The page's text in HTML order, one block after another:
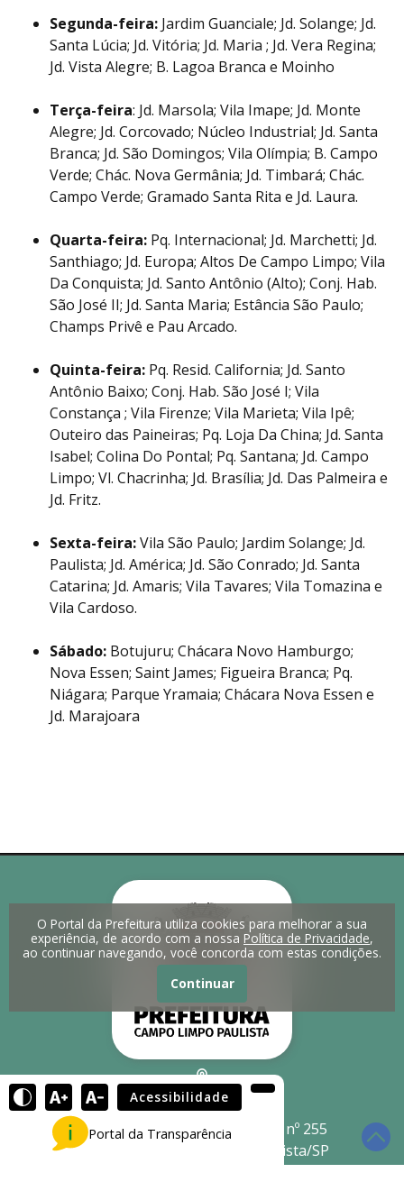
Acessibilidade
Portal da Transparência
Segunda-feira: Jardim Guanciale; Jd. Solange; Jd.
Santa Lúcia; Jd. Vitória; Jd. Maria ; Jd. Vera Regina;
Jd. Vista Alegre; B. Lagoa Branca e Moinho
Terça-feira: Jd. Marsola; Vila Imape; Jd. Monte
Alegre; Jd. Corcovado; Núcleo Industrial; Jd. Santa
Branca; Jd. São Domingos; Vila Olímpia; B. Campo
Verde; Chác. Nova Germânia; Jd. Timbará; Chác.
Campo Verde; Gramado Santa Rita e Jd. Laura.
Quarta-feira: Pq. Internacional; Jd. Marchetti; Jd.
Santhiago; Jd. Europa; Altos De Campo Limpo; Vila
Da Conquista; Jd. Santo Antônio (Alto); Conj. Hab.
São José II; Jd. Santa Maria; Estância São Paulo;
Champs Privê e Pau Arcado.
Quinta-feira: Pq. Resid. California; Jd. Santo
Antônio Baixo; Conj. Hab. São José I; Vila
Constança ; Vila Firenze; Vila Marieta; Vila Ipê;
Outeiro das Paineiras; Pq. Loja Da China; Jd. Santa
Isabel; Colina Do Pontal; Pq. Santana; Jd. Campo
Limpo; Vl. Chacrinha; Jd. Brasília; Jd. Das Palmeira e
Jd. Fritz.
Sexta-feira:Vila São Paulo; Jardim Solange; Jd.
Paulista; Jd. América; Jd. São Conrado; Jd. Santa
Catarina; Jd. Amaris; Vila Tavares; Vila Tomazina e
Vila Cardoso.
Sábado: Botujuru; Chácara Novo Hamburgo;
Nova Essen; Saint James; Figueira Branca; Pq.
Niágara; Parque Yramaia; Chácara Nova Essen e
Jd. Marajoara
Endereço:
Av. Adherbal da Costa Moreira nº 255
Jd. América, Campo Limpo Paulista/SP
O Portal da Prefeitura utiliza cookies para melhorar a sua
experiência, de acordo com a nossa Política de Privacidade,
ao continuar navegando, você concorda com estas condições.
Continuar